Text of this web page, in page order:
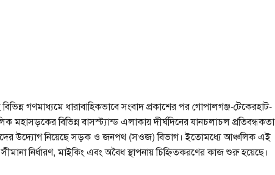
গণমাধ্যমে ধারাবাহিকভাবে সংবাদ প্রকাশের পর গোপালগঞ্জ-টেকেরহাট-
মহাসড়কের বিভিন্ন বাসস্ট্যান্ড এলাকায় দীর্ঘদিনের যানচলাচল প্রতিবন্ধকতা
উদ্যোগ নিয়েছে সড়ক ও জনপথ (সওজ) বিভাগ। ইতোমধ্যে আঞ্চলিক এই
নির্ধারণ, মাইকিং এবং অবৈধ স্থাপনায় চিহ্নিতকরণের কাজ শুরু হয়েছে।